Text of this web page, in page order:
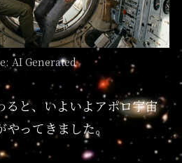
AI Generated
ると、いよいよアポロ宇宙
ってきました。